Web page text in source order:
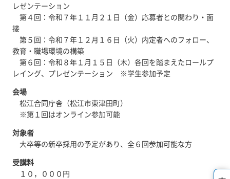
レゼンテーション
第４回：令和７年１１月２１日（金）応募者との関わり・面
接
第５回：令和７年１２月１６日（火）内定者へのフォロー、
教育・職場環境の構築
第６回：令和８年１月１５日（木）各回を踏まえたロールプ
レイング、プレゼンテーション ※学生参加予定
会場
松江合同庁舎（松江市東津田町）
※第１回はオンライン参加可能
対象者
大卒等の新卒採用の予定があり、全６回参加可能な方
受講料
１０，０００円